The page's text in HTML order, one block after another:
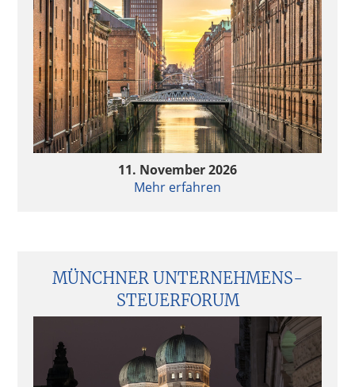
11. November 2026
Mehr erfahren
MÜNCHNER UNTERNEHMENS­
STEUERFORUM